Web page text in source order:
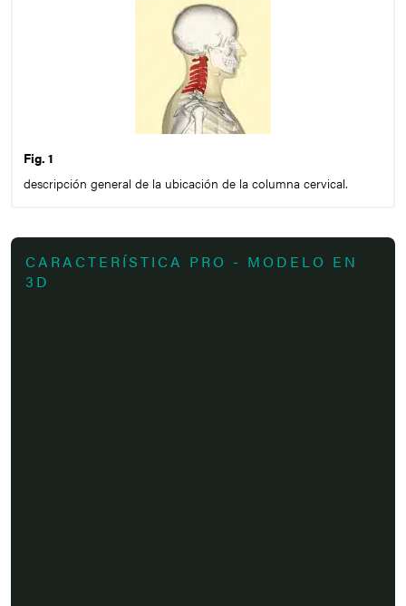
Fig. 1
descripción general de la ubicación de la columna cervical.
CARACTERÍSTICA PRO - MODELO EN
3D